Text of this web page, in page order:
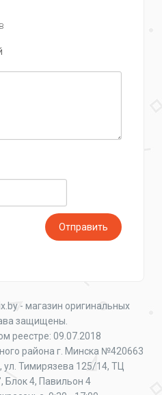
- магазин оригинальных
защищены.
реестре: 09.07.2018
района г. Минска №420663
Тимирязева 125/14, ТЦ
4, Павильон 4